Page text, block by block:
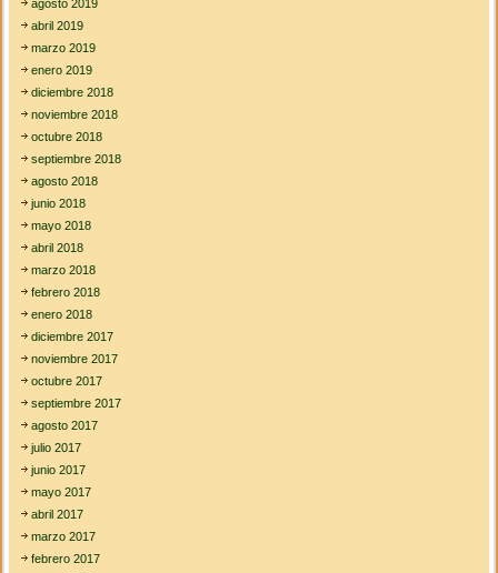
agosto 2019
abril 2019
marzo 2019
enero 2019
diciembre 2018
noviembre 2018
octubre 2018
septiembre 2018
agosto 2018
junio 2018
mayo 2018
abril 2018
marzo 2018
febrero 2018
enero 2018
diciembre 2017
noviembre 2017
octubre 2017
septiembre 2017
agosto 2017
julio 2017
junio 2017
mayo 2017
abril 2017
marzo 2017
febrero 2017